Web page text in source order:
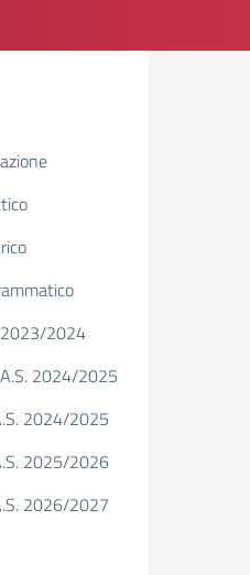
2023/2024
2024/2025
2024/2025
2025/2026
2026/2027